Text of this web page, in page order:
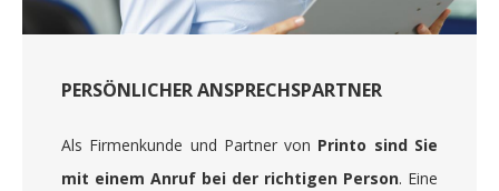
PERSÖNLICHER ANSPRECHSPARTNER
Als Firmenkunde und Partner von Printo sind Sie
mit einem Anruf bei der richtigen Person. Eine